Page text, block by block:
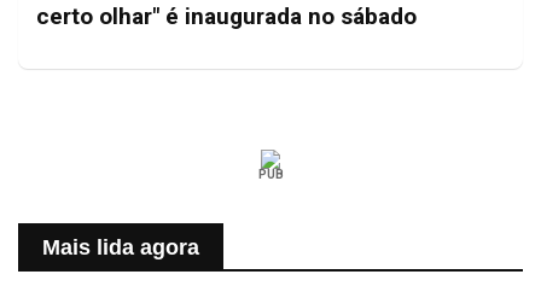
certo olhar" é inaugurada no sábado
PUB
Mais lida agora